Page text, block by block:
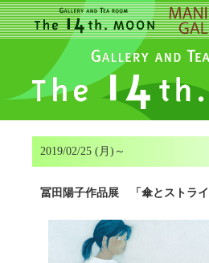
2019/02/25 (月)～
冨田陽子作品展 「傘とストライ